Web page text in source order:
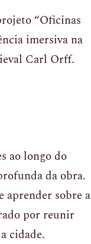
“Oficinas
imersiva na
Carl Orff.
ao longo do
da obra.
aprender sobre a
por reunir
cidade.